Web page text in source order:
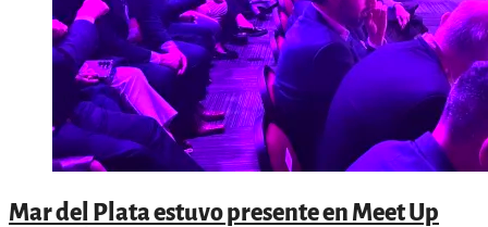
Mar del Plata estuvo presente en Meet Up